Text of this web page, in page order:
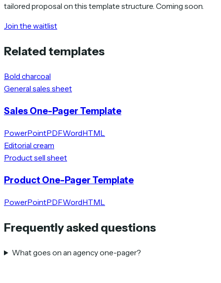
tailored proposal on this template structure. Coming soon.
Join the waitlist
Related templates
Bold charcoal
General sales sheet
Sales One-Pager Template
PowerPointPDFWordHTML
Editorial cream
Product sell sheet
Product One-Pager Template
PowerPointPDFWordHTML
Frequently asked questions
What goes on an agency one-pager?